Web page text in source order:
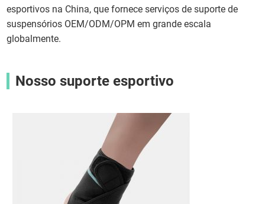
esportivos na China, que fornece serviços de suporte de
suspensórios OEM/ODM/OPM em grande escala
globalmente.
Nosso suporte esportivo